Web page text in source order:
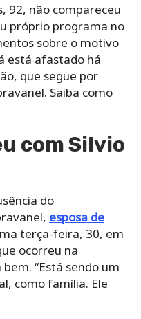
92, não compareceu
próprio programa no
sobre o motivo
está afastado há
que segue por
Saiba como
com Silvio
do
esposa de
terça-feira, 30, em
ocorreu na
“Está sendo um
como família. Ele